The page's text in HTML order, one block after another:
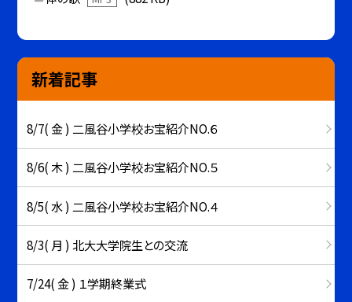
新着記事
8/7( 金 ) 二風谷小学校お宝紹介NO.６
8/6( 木 ) 二風谷小学校お宝紹介NO.５
8/5( 水 ) 二風谷小学校お宝紹介NO.４
8/3( 月 ) 北大大学院生との交流
7/24( 金 ) １学期終業式